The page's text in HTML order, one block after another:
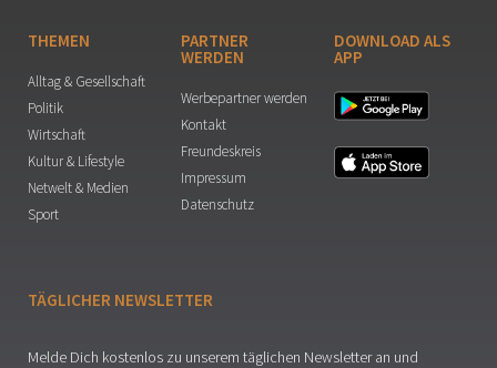
THEMEN
Alltag & Gesellschaft
Politik
Wirtschaft
Kultur & Lifestyle
Netwelt & Medien
Sport
PARTNER
WERDEN
Werbepartner werden
Kontakt
Freundeskreis
Impressum
Datenschutz
DOWNLOAD ALS
APP
TÄGLICHER NEWSLETTER
Melde Dich kostenlos zu unserem täglichen Newsletter an und